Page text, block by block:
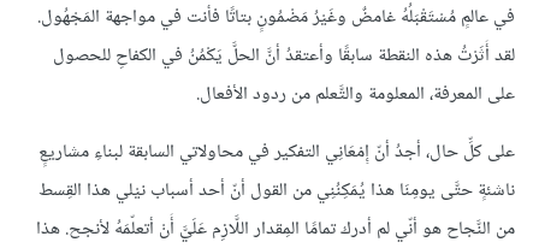
في عالمٍ مُسْتَقْبَلُهُ غامضٌ وغَيْرُ مَضْمُونٍ بتاتًا فأنت في مواجهة المَجْهُول.
لقد أَثَرْتُ هذه النقطة سابقًا وأعتقدُ أنَّ الحلَّ يَكْمُنُ في الكفاحِ للحصول
على المعرفة، المعلومة والتَّعلم من ردود الأفعال.
على كلِّ حال، أجدُ أنّ إِمْعَانِي التفكير في محاولاتي السابقة لبناءِ مشاريعٍ
ناشئةٍ حتَّى يومِنَا هذا يُمَكِنُنِي من القول أنّ أحد أسباب نيْلي هذا القِسط
من النَّجاح هو أنّي لم أدرك تمامًا المِقدار اللَّازِم عَلَيَّ أَنْ أتعلّمَهُ لأنجح. هذا